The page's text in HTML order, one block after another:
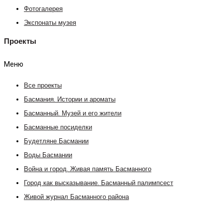
Фотогалерея
Экспонаты музея
Проекты
Меню
Все проекты
Басмания. Истории и ароматы
Басманный. Музей и его жители
Басманные посиделки
Будетляне Басмании
Воды Басмании
Война и город. Живая память Басманного
Город как высказывание. Басманный палимпсест
Живой журнал Басманного района